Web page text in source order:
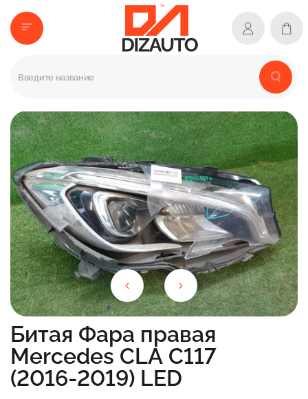
Битая Фара правая
Mercedes CLA C117
(2016-2019) LED